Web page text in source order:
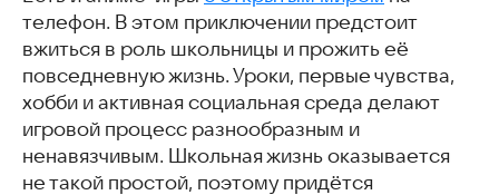
телефон. В этом приключении предстоит
вжиться в роль школьницы и прожить её
повседневную жизнь. Уроки, первые чувства,
хобби и активная социальная среда делают
игровой процесс разнообразным и
ненавязчивым. Школьная жизнь оказывается
не такой простой, поэтому придётся